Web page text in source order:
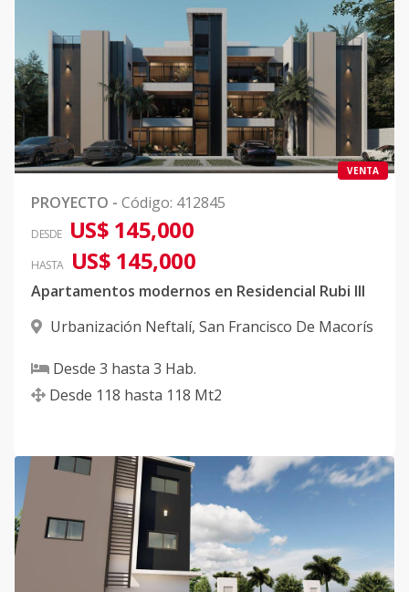
VENTA
PROYECTO - Código: 412845
DESDE US$ 145,000
HASTA US$ 145,000
Apartamentos modernos en Residencial Rubi III
Urbanización Neftalí, San Francisco De Macorís
Desde 3 hasta 3 Hab.
Desde 118 hasta 118 Mt2